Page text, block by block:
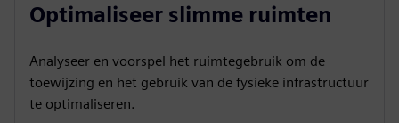
Optimaliseer slimme ruimten
Analyseer en voorspel het ruimtegebruik om de
toewijzing en het gebruik van de fysieke infrastructuur
te optimaliseren.